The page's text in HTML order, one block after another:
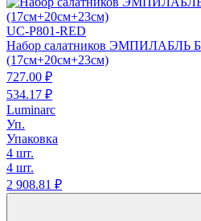
UC-P801-RED
Набор салатников
(17см+20см+23см)
727.00 ₽
534.17 ₽
Luminarc
Уп.
Упаковка
4 шт.
4 шт.
2 908.81 ₽